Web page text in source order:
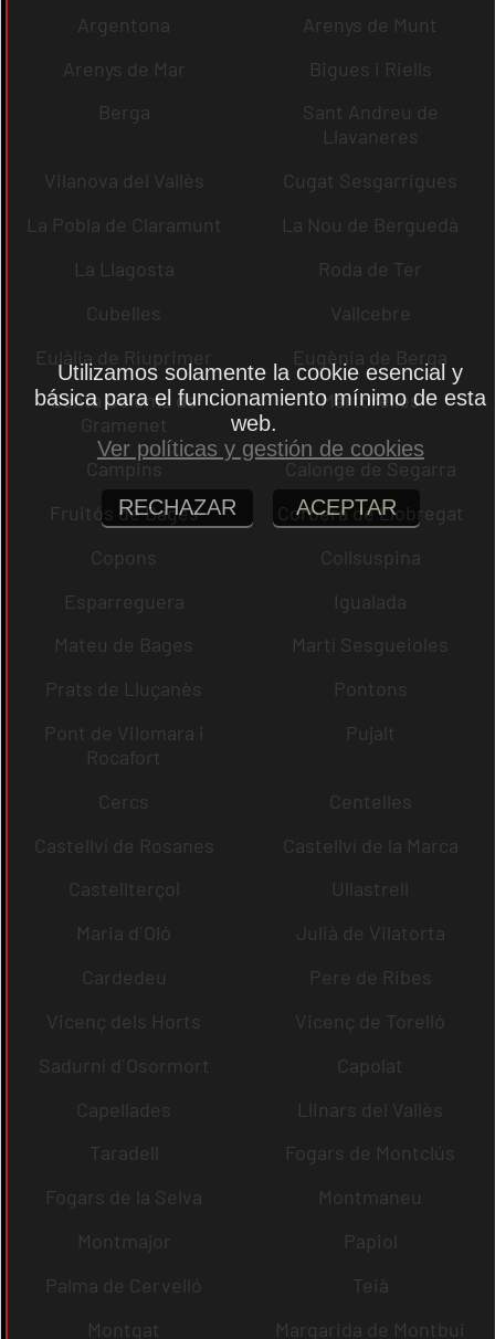
Argentona
Arenys de Munt
Arenys de Mar
Bigues i Riells
Berga
Sant Andreu de
Llavaneres
Vilanova del Vallès
Cugat Sesgarrigues
La Pobla de Claramunt
La Nou de Berguedà
La Llagosta
Roda de Ter
Cubelles
Vallcebre
Eulàlia de Riuprimer
Eugènia de Berga
Santa Coloma de
Gramenet
Martorelles
Campins
Calonge de Segarra
Fruitós de Bages
Corbera de Llobregat
Copons
Collsuspina
Esparreguera
Igualada
Mateu de Bages
Martí Sesgueioles
Prats de Lluçanès
Pontons
Pont de Vilomara i
Rocafort
Pujalt
Cercs
Centelles
Castellví de Rosanes
Castellví de la Marca
Castellterçol
Ullastrell
Maria d´Oló
Julià de Vilatorta
Cardedeu
Pere de Ribes
Vicenç dels Horts
Vicenç de Torelló
Sadurní d´Osormort
Capolat
Capellades
Llinars del Vallès
Taradell
Fogars de Montclús
Fogars de la Selva
Montmaneu
Montmajor
Papiol
Palma de Cervelló
Teià
Montgat
Margarida de Montbui
Utilizamos solamente la cookie esencial y
básica para el funcionamiento mínimo de esta
web.
Ver políticas y gestión de cookies
RECHAZAR ACEPTAR